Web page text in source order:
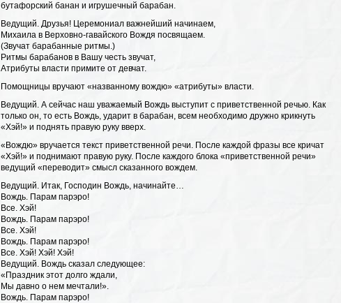
бутафорский банан и игрушечный барабан.
Ведущий. Друзья! Церемониал важнейший начинаем,
Михаила в Верховно-гавайского Вождя посвящаем.
(Звучат барабанные ритмы.)
Ритмы барабанов в Вашу честь звучат,
Атрибуты власти примите от девчат.
Помощницы вручают «названному вождю» «атрибуты» власти.
Ведущий. А сейчас наш уважаемый Вождь выступит с приветственной речью. Как
только он, то есть Вождь, ударит в барабан, всем необходимо дружно крикнуть
«Хэй!» и поднять правую руку вверх.
«Вождю» вручается текст приветственной речи. После каждой фразы все кричат
«Хэй!» и поднимают правую руку. После каждого блока «приветственной речи»
ведущий «переводит» смысл сказанного вождем.
Ведущий. Итак, Господин Вождь, начинайте…
Вождь. Парам парэро!
Все. Хэй!
Вождь. Парам парэро!
Все. Хэй!
Вождь. Парам парэро!
Все. Хэй! Хэй! Хэй!
Ведущий. Вождь сказал следующее:
«Праздник этот долго ждали,
Мы давно о нем мечтали!».
Вождь. Парам парэро!